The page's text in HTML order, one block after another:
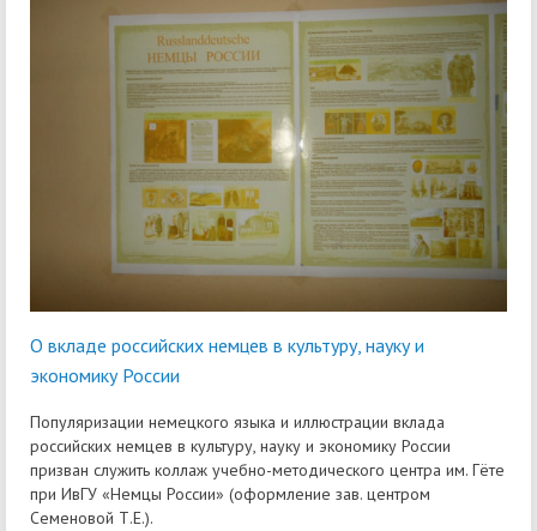
О вкладе российских немцев в культуру, науку и
экономику России
Популяризации немецкого языка и иллюстрации вклада
российских немцев в культуру, науку и экономику России
призван служить коллаж учебно-методического центра им. Гёте
при ИвГУ «Немцы России» (оформление зав. центром
Семеновой Т.Е.).